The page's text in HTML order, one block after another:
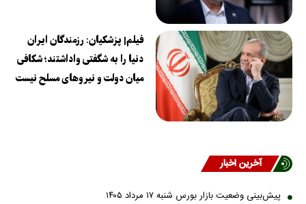
فیلم| پزشکیان: رزمندگان ایران
دنیا را به شگفتی واداشتند؛ شکافی
میان دولت و نیروهای مسلح نیست
آخرین اخبار
پیش‌بینی وضعیت بازار بورس شنبه ۱۷ مرداد ۱۴۰۵